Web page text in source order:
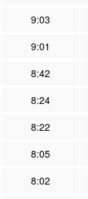
9:03
9:01
8:42
8:24
8:22
8:05
8:02